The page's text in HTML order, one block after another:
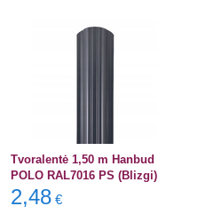
Tvoralentė 1,50 m Hanbud
POLO RAL7016 PS (Blizgi)
2,48 €